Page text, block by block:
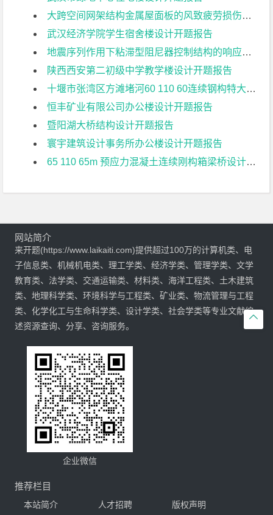
大跨空间网架结构金属屋面板的风致疲劳损伤研究开题报告
武汉经济学院学生宿舍楼设计开题报告
地震序列作用下粘滞型阻尼器控制结构的响应特征研究开题报告
陕西西安第二初级中学教学楼设计开题报告
十堰市张湾区方滩堵河60 110 60连续钢构特大桥上部结构设计开题报告
恒丰矿业有限公司办公楼设计开题报告
暨阳湖大桥结构设计开题报告
寰宇建筑设计事务所办公楼设计开题报告
65 110 65m 预应力混凝土连续刚构箱梁桥设计开题报告

网站简介
来开题(https://www.laikaiti.com)提供超过100万的计算机类、电
子信息类、机械机电类、理工学类、经济学类、管理学类、文学
教育类、法学类、交通运输类、材料类、海洋工程类、土木建筑
类、地理科学类、环境科学与工程类、矿业类、物流管理与工程
类、化学化工与生命科学类、设计学类、社会学类等专业文献综
述资源查询、分享、咨询服务。
企业微信
推荐栏目
本站简介 人才招聘 版权声明